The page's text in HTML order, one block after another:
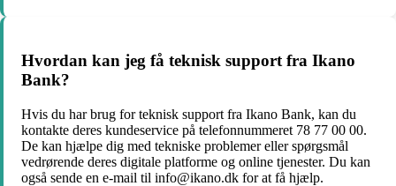
Hvordan kan jeg få teknisk support fra Ikano
Bank?
Hvis du har brug for teknisk support fra Ikano Bank, kan du
kontakte deres kundeservice på telefonnummeret 78 77 00 00.
De kan hjælpe dig med tekniske problemer eller spørgsmål
vedrørende deres digitale platforme og online tjenester. Du kan
også sende en e-mail til info@ikano.dk for at få hjælp.